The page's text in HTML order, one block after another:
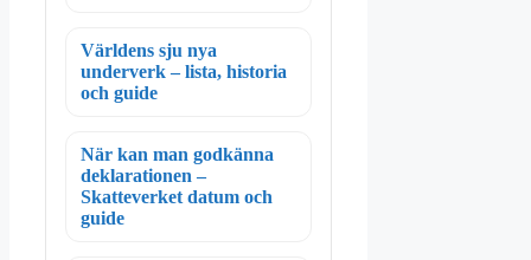
Världens sju nya
underverk – lista, historia
och guide
När kan man godkänna
deklarationen –
Skatteverket datum och
guide